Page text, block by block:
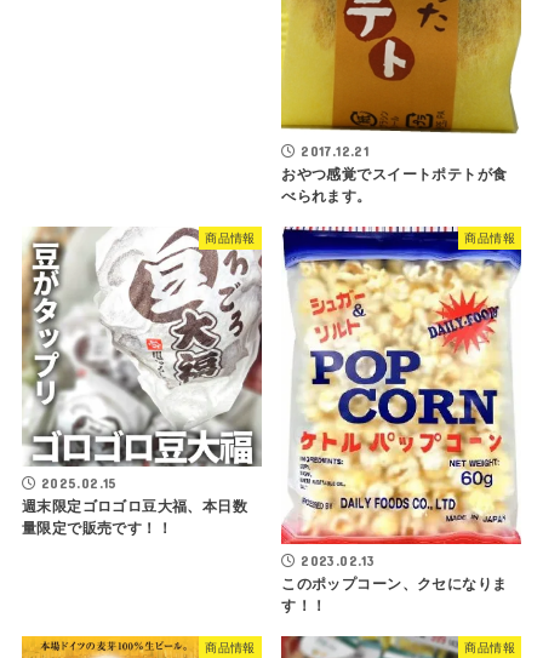
2017.12.21
おやつ感覚でスイートポテトが食
べられます。
商品情報
2025.02.15
週末限定ゴロゴロ豆大福、本日数
量限定で販売です！！
商品情報
2023.02.13
このポップコーン、クセになりま
す！！
商品情報 商品情報